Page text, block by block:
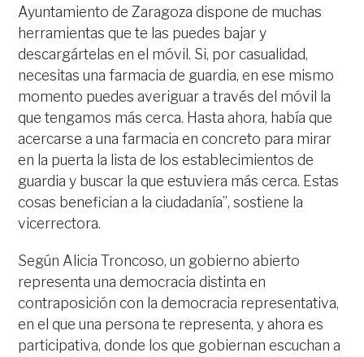
Ayuntamiento de Zaragoza dispone de muchas
herramientas que te las puedes bajar y
descargártelas en el móvil. Si, por casualidad,
necesitas una farmacia de guardia, en ese mismo
momento puedes averiguar a través del móvil la
que tengamos más cerca. Hasta ahora, había que
acercarse a una farmacia en concreto para mirar
en la puerta la lista de los establecimientos de
guardia y buscar la que estuviera más cerca. Estas
cosas benefician a la ciudadanía”, sostiene la
vicerrectora.
Según Alicia Troncoso, un gobierno abierto
representa una democracia distinta en
contraposición con la democracia representativa,
en el que una persona te representa, y ahora es
participativa, donde los que gobiernan escuchan a